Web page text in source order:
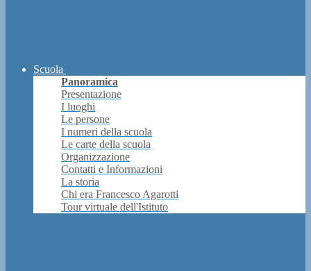
Scuola
Panoramica
Presentazione
I luoghi
Le persone
I numeri della scuola
Le carte della scuola
Organizzazione
Contatti e Informazioni
La storia
Chi era Francesco Agarotti
Tour virtuale dell'Istituto